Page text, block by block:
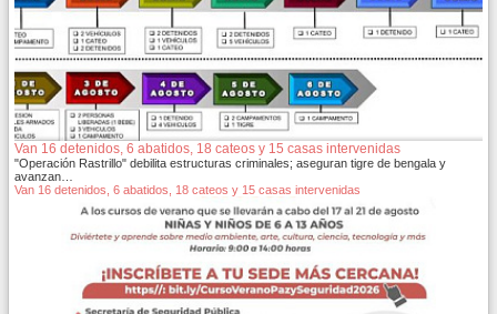
Van 16 detenidos, 6 abatidos, 18 cateos y 15 casas intervenidas
"Operación Rastrillo" debilita estructuras criminales; aseguran tigre de bengala y
avanzan…
Van 16 detenidos, 6 abatidos, 18 cateos y 15 casas intervenidas